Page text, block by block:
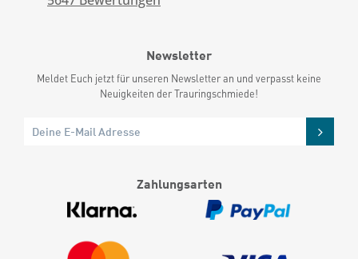
Newsletter
Meldet Euch jetzt für unseren Newsletter an und verpasst keine
Neuigkeiten der Trauringschmiede!
Zahlungsarten